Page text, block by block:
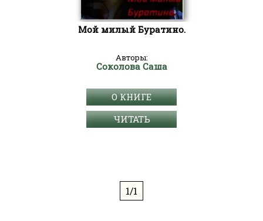
Мой милый Буратино.
Авторы:
Соколова Саша
О КНИГЕ
ЧИТАТЬ
1/1